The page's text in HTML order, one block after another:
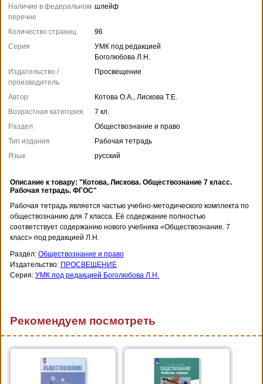
Наличие в федеральном
перечне
шлейф
Количество страниц
96
Серия
УМК под редакцией
Боголюбова Л.Н.
Издательство /
производитель
Просвещение
Автор
Котова О.А., Лискова Т.Е.
Возрастная категория
7 кл.
Раздел
Обществознание и право
Тип издания
Рабочая тетрадь
Язык
русский
Описание к товару: "Котова, Лискова. Обществознание 7 класс.
Рабочая тетрадь. ФГОС"
Рабочая тетрадь является частью учебно-методического комплекта по
обществознанию для 7 класса. Её содержание полностью
соответствует содержанию нового учебника «Обществознание. 7
класс» под редакцией Л.Н.
Раздел: Обществознание и право
Издательство: ПРОСВЕЩЕНИЕ
Серия: УМК под редакцией Боголюбова Л.Н.
Рекомендуем посмотреть